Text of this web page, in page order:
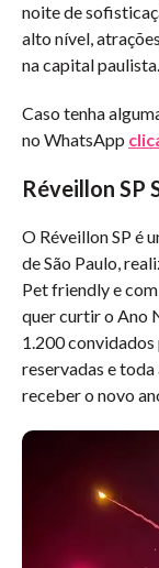
noite de
alto nível,
na capital paulista.
Caso tenha
no WhatsApp
Réveillon SP
O Réveillon SP é
de São Paulo,
Pet friendly e
quer curtir o Ano
1.200 convidados
reservadas e
receber o novo